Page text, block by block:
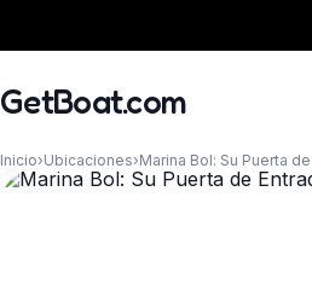
GetBoat.com
Inicio›Ubicaciones›Marina Bol: Su Puerta